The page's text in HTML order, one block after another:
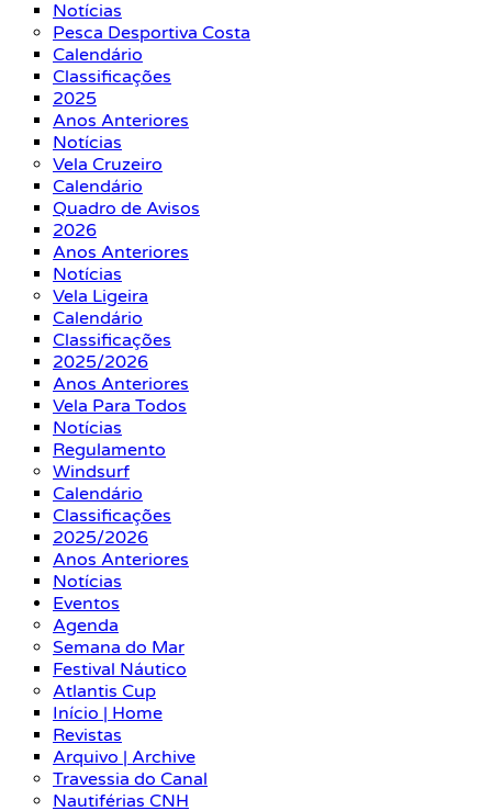
Notícias
Pesca Desportiva Costa
Calendário
Classificações
2025
Anos Anteriores
Notícias
Vela Cruzeiro
Calendário
Quadro de Avisos
2026
Anos Anteriores
Notícias
Vela Ligeira
Calendário
Classificações
2025/2026
Anos Anteriores
Vela Para Todos
Notícias
Regulamento
Windsurf
Calendário
Classificações
2025/2026
Anos Anteriores
Notícias
Eventos
Agenda
Semana do Mar
Festival Náutico
Atlantis Cup
Início | Home
Revistas
Arquivo | Archive
Travessia do Canal
Nautiférias CNH